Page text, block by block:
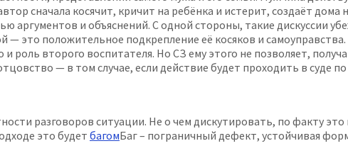
сначала косячит, кричит на ребёнка и истерит, создаёт
аргументов и объяснений. С одной стороны, такие дискуссии
— это положительное подкрепление её косяков и
и роль второго воспитателя. Но СЗ ему этого не позволяет,
— в том случае, если действие будет проходить в суде
разговоров ситуации. Не о чем дискутировать, по факту
это будет багомБаг – пограничный дефект, устойчивая